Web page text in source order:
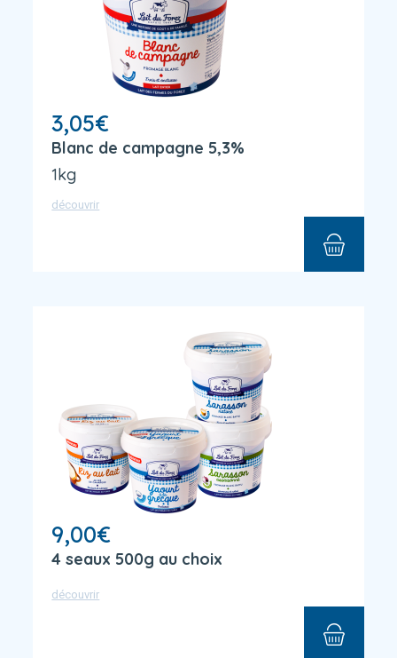
3,05€
Blanc de campagne 5,3%
1kg
découvrir
9,00€
4 seaux 500g au choix
découvrir